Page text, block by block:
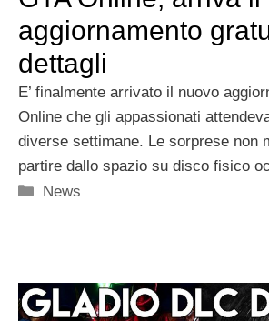
aggiornamento
dettagli
E’ finalmente arrivato il nuovo
Online che gli appassionati
diverse settimane. Le sorprese non
partire dallo spazio su disco fisico
Categorie
News